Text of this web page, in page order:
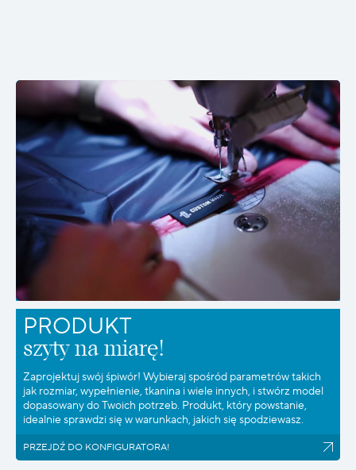
PRODUKT
szyty na miarę!
Zaprojektuj swój śpiwór! Wybieraj spośród parametrów takich
jak rozmiar, wypełnienie, tkanina i wiele innych, i stwórz model
dopasowany do Twoich potrzeb. Produkt, który powstanie,
idealnie sprawdzi się w warunkach, jakich się spodziewasz.
PRZEJDŹ DO KONFIGURATORA!